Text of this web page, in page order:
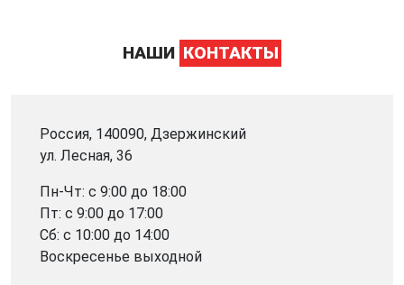
НАШИ КОНТАКТЫ
Россия, 140090, Дзержинский
ул. Лесная, 36
Пн-Чт: с 9:00 до 18:00
Пт: с 9:00 до 17:00
Сб: с 10:00 до 14:00
Воскресенье выходной